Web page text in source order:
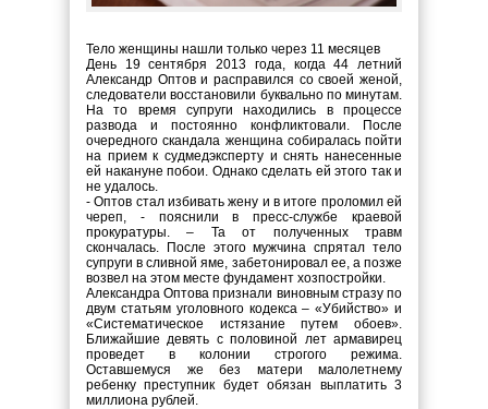
Тело женщины нашли только через 11 месяцев
День 19 сентября 2013 года, когда 44 летний
Александр Оптов и расправился со своей женой,
следователи восстановили буквально по минутам.
На то время супруги находились в процессе
развода и постоянно конфликтовали. После
очередного скандала женщина собиралась пойти
на прием к судмедэксперту и снять нанесенные
ей накануне побои. Однако сделать ей этого так и
не удалось.
- Оптов стал избивать жену и в итоге проломил ей
череп, - пояснили в пресс-службе краевой
прокуратуры. – Та от полученных травм
скончалась. После этого мужчина спрятал тело
супруги в сливной яме, забетонировал ее, а позже
возвел на этом месте фундамент хозпостройки.
Александра Оптова признали виновным стразу по
двум статьям уголовного кодекса – «Убийство» и
«Систематическое истязание путем обоев».
Ближайшие девять с половиной лет армавирец
проведет в колонии строгого режима.
Оставшемуся же без матери малолетнему
ребенку преступник будет обязан выплатить 3
миллиона рублей.